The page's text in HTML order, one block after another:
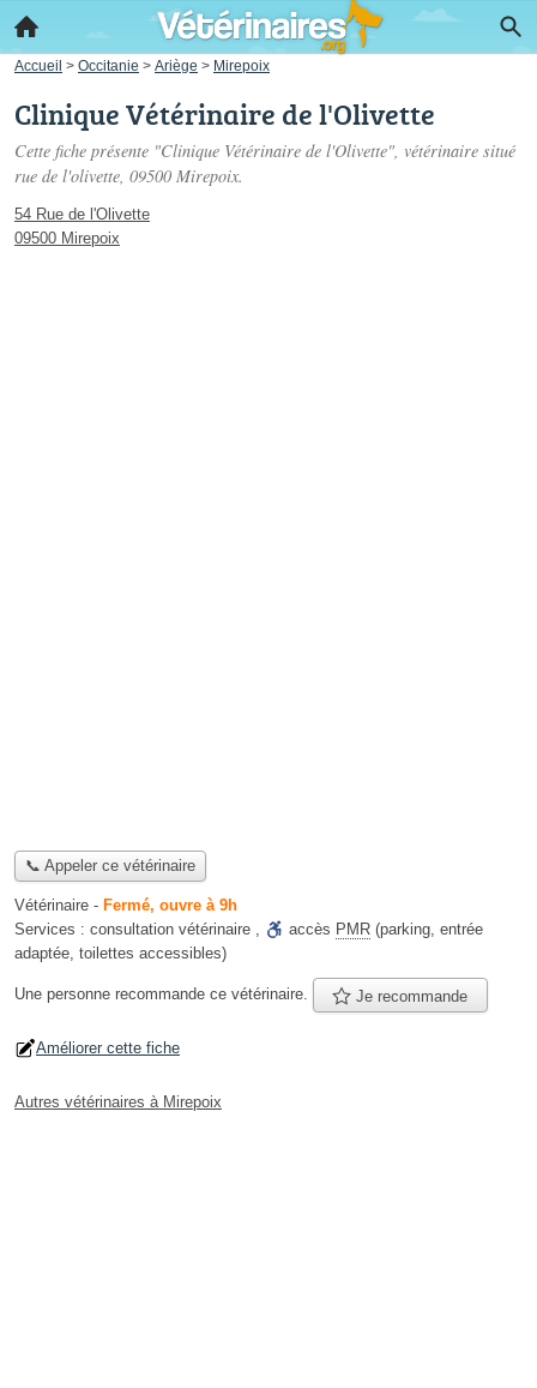
Accueil > Occitanie > Ariège > Mirepoix
Clinique Vétérinaire de l'Olivette
Cette fiche présente "Clinique Vétérinaire de l'Olivette", vétérinaire situé
rue de l'olivette, 09500 Mirepoix.
54 Rue de l'Olivette
09500 Mirepoix
📞 Appeler ce vétérinaire
Vétérinaire - Fermé, ouvre à 9h
Services : consultation vétérinaire , accès PMR (parking, entrée
adaptée, toilettes accessibles)
Une personne recommande ce vétérinaire. Je recommande
Améliorer cette fiche
Autres vétérinaires à Mirepoix